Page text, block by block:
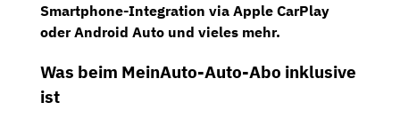
Smartphone-Integration via Apple CarPlay
oderAndroid Auto und vieles mehr.
Was beim MeinAuto-Auto-Abo inklusive
ist